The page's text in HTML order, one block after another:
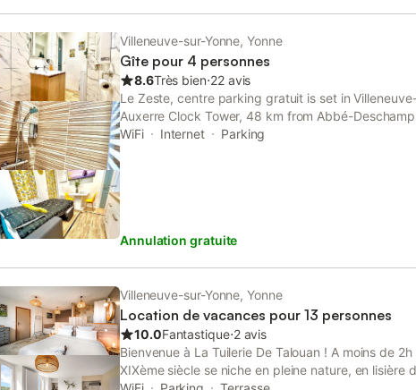
rénovée avec des matériaux de qualité, excellent
un hammam, Toutes les chambres avec une salle
familiales Forte isolation acoustique entre les
de forêt, entourée d’arbres majestueux et de
randonnées sur le site Possibilité d’observer les
écureuils, renards, blaireaux...) Possibilité de repas
Villeneuve-sur-Yonne, Yonne
Gîte pour 4 personnes
8.6Très bien⋅22 avis
Le Zeste, centre parking gratuit is set in
Auxerre Clock Tower, 48 km from Abbé-
Auxerre Train Station.
WiFi Internet Parking
Annulation gratuite
Villeneuve-sur-Yonne, Yonne
Location de vacances pour 13 personnes
10.0Fantastique⋅2 avis
Bienvenue à La Tuilerie De Talouan ! A moins de
XIXème siècle se niche en pleine nature, en lisière